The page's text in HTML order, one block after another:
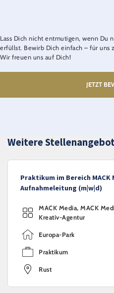
Lass Dich nicht entmutigen, wenn Du
erfüllst. Bewirb Dich einfach – für uns
Wir freuen uns auf Dich!
JETZT
Weitere
Praktikum im Bereich MACK
Aufnahmeleitung (m|w|d)
MACK Media, MACK
Kreativ-Agentur
Europa-Park
Praktikum
Rust